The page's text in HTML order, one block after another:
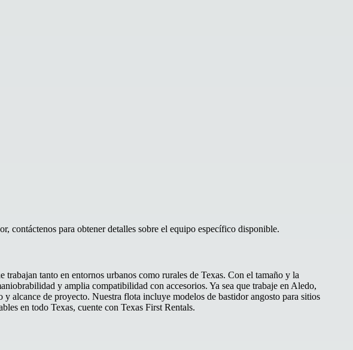
contáctenos para obtener detalles sobre el equipo específico disponible.
tanto en entornos urbanos como rurales de Texas. Con el tamaño y la
y amplia compatibilidad con accesorios. Ya sea que trabaje en Aledo,
alcance de proyecto. Nuestra flota incluye modelos de bastidor angosto para sitios
en todo Texas, cuente con Texas First Rentals.